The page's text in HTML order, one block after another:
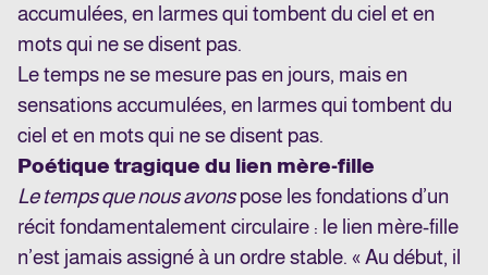
accumulées, en larmes qui tombent du ciel et en
mots qui ne se disent pas.
Le temps ne se mesure pas en jours, mais en
sensations accumulées, en larmes qui tombent du
ciel et en mots qui ne se disent pas.
Poétique tragique du lien mère-fille
Le temps que nous avonspose les fondations d’un
récit fondamentalement circulaire : le lien mère-fille
n’est jamais assigné à un ordre stable. « Au début, il